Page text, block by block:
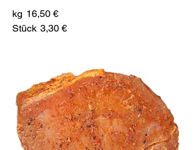
kg 16,50 €
Stück 3,30 €